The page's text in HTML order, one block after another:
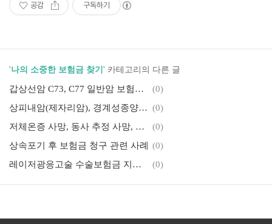
공감 구독하기
'나의 소중한 보험금 찾기 ' 카테고리의 다른 글
갑상선암 C73, C77 일반암 보험금 지급 관련 사례
(0)
상피내암(제자리암), 경계성종양이 없는 보험 보상 관련 사례 (0)
저체온증 사망, 동사 추정 사망, 사망보험금 지급 관련 사례
(0)
상속포기 후 보험금 청구 관련 사례
(0)
레이저광응고술 수술보험금 지급 관련 사례-당뇨병성 망막병증(H36.0)
(0)